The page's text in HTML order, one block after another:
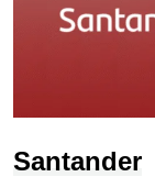
Santander